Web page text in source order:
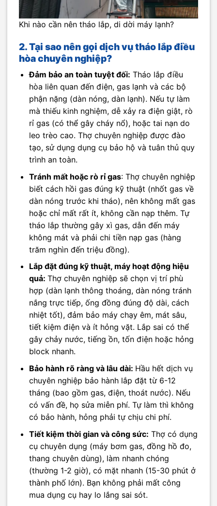
Khi nào cần nên tháo lắp, di dời máy lạnh?
2. Tại sao nên gọi dịch vụ tháo lắp điều
hòa chuyên nghiệp?
Đảm bảo an toàn tuyệt đối: Tháo lắp điều
hòa liên quan đến điện, gas lạnh và các bộ
phận nặng (dàn nóng, dàn lạnh). Nếu tự làm
mà thiếu kinh nghiệm, dễ xảy ra điện giật, rò
rỉ gas (có thể gây cháy nổ), hoặc tai nạn do
leo trèo cao. Thợ chuyên nghiệp được đào
tạo, sử dụng dụng cụ bảo hộ và tuân thủ quy
trình an toàn.
Tránh mất hoặc rò rỉ gas: Thợ chuyên nghiệp
biết cách hồi gas đúng kỹ thuật (nhốt gas về
dàn nóng trước khi tháo), nên không mất gas
hoặc chỉ mất rất ít, không cần nạp thêm. Tự
tháo lắp thường gây xì gas, dẫn đến máy
không mát và phải chi tiền nạp gas (hàng
trăm nghìn đến triệu đồng).
Lắp đặt đúng kỹ thuật, máy hoạt động hiệu
quả: Thợ chuyên nghiệp sẽ chọn vị trí phù
hợp (dàn lạnh thông thoáng, dàn nóng tránh
nắng trực tiếp, ống đồng đúng độ dài, cách
nhiệt tốt), đảm bảo máy chạy êm, mát sâu,
tiết kiệm điện và ít hỏng vặt. Lắp sai có thể
gây chảy nước, tiếng ồn, tốn điện hoặc hỏng
block nhanh.
Bảo hành rõ ràng và lâu dài: Hầu hết dịch vụ
chuyên nghiệp bảo hành lắp đặt từ 6-12
tháng (bao gồm gas, điện, thoát nước). Nếu
có vấn đề, họ sửa miễn phí. Tự làm thì không
có bảo hành, hỏng phải tự chịu chi phí.
Tiết kiệm thời gian và công sức: Thợ có dụng
cụ chuyên dụng (máy bơm gas, đồng hồ đo,
thang chuyên dùng), làm nhanh chóng
(thường 1-2 giờ), có mặt nhanh (15-30 phút ở
thành phố lớn). Bạn không phải mất công
mua dụng cụ hay lo lắng sai sót.